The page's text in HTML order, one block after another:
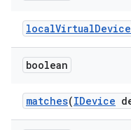
localVirtualDevice
boolean
matches(IDevice